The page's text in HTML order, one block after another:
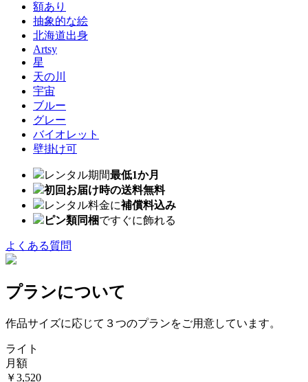
額あり
抽象的な絵
北海道出身
Artsy
星
天の川
宇宙
ブルー
グレー
バイオレット
壁掛け可
レンタル期間最低1か月
初回お届け時の送料無料
レンタル料金に補償料込み
ピン類同梱ですぐに飾れる
よくある質問
プランについて
作品サイズに応じて３つのプランをご用意しています。
ライト
月額
￥3,520